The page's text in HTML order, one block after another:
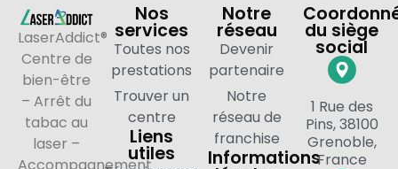
LaserAddict®
Centre de
bien-être
– Arrêt du
tabac au
laser –
Accompagnement
Nos
services
Toutes nos
prestations
Trouver un
centre
Liens
utiles
Notre
réseau
Devenir
partenaire
Notre
réseau de
franchise
Informations
du siège
social
1 Rue des
Pins, 38100
Grenoble,
France